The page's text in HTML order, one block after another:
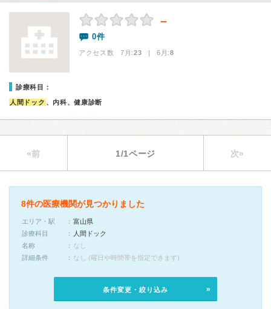
－
0件
アクセス数 7月:23 | 6月:8
診療科目：
人間ドック 、内科、健康診断
«前 1/1ページ 次»
8件の医療機関が見つかりました
エリア・駅
富山県
診療科目
人間ドック
名称
なし
詳細条件
なし (曜日や時間帯を指定できます)
条件変更・絞り込み